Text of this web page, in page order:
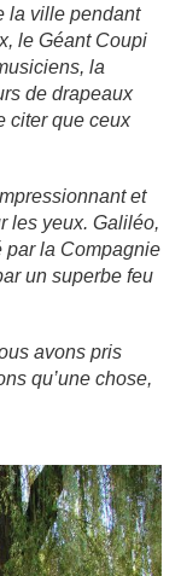
la ville pendant
le Géant Coupi
la
de drapeaux
citer que ceux
et
les yeux. Galiléo,
par la Compagnie
un superbe feu
avons pris
qu’une chose,